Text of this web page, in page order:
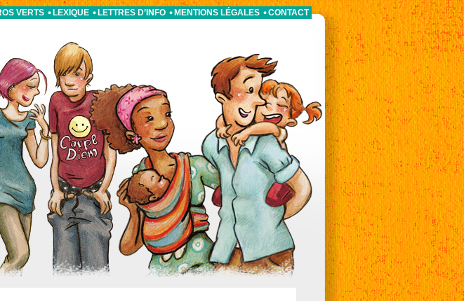
VERTS LEXIQUE LETTRES D’INFO MENTIONS LÉGALES CONTACT